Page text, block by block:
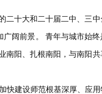
二十大和二十届二中、三
广阔前景。 青年与城市始
南阳、扎根南阳，与南阳共
快建设师范根基深厚、应